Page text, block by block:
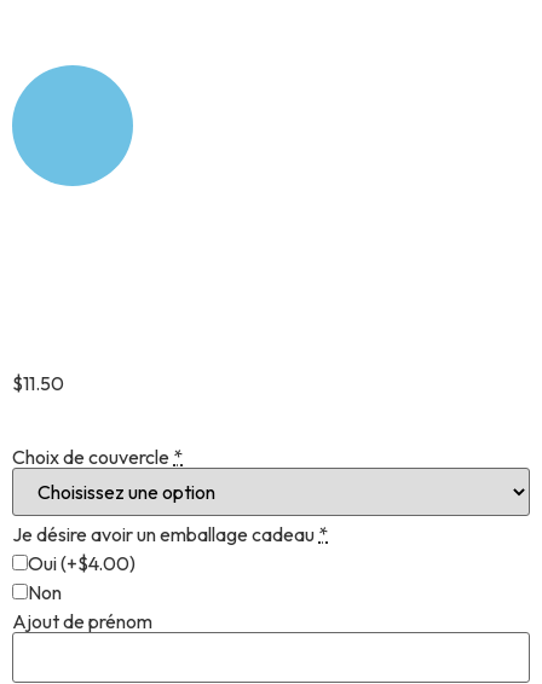
$11.50
Choix de couvercle *
Je désire avoir un emballage cadeau *
Oui(+$4.00)
Non
Ajout de prénom